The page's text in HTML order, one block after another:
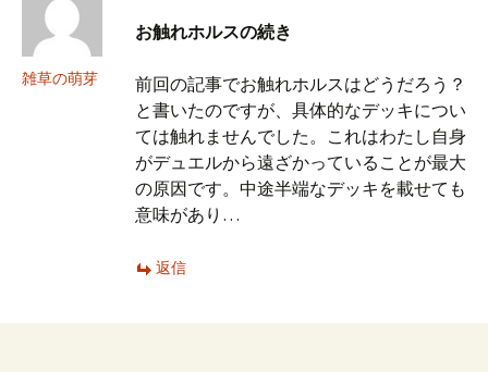
雑草の萌芽
お触れホルスの続き
前回の記事でお触れホルスはどうだろう？
と書いたのですが、具体的なデッキについ
ては触れませんでした。これはわたし自身
がデュエルから遠ざかっていることが最大
の原因です。中途半端なデッキを載せても
意味があり…
返信